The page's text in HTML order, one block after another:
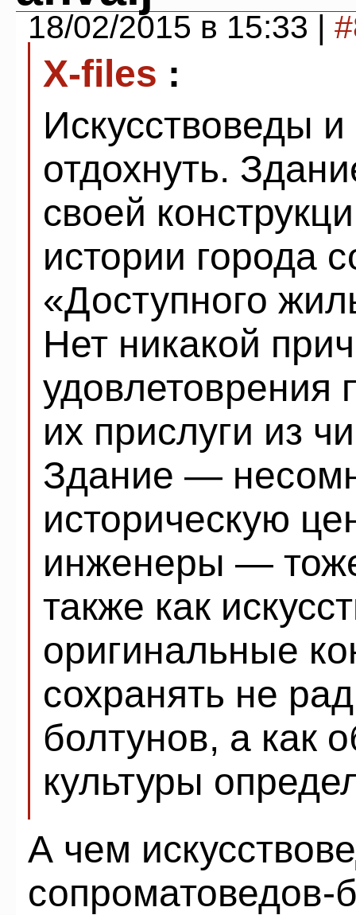
18/02/2015 в 15:33 |
X-files :
Искусствоведы
отдохнуть.
своей
истории города
«Доступного
Нет никакой
удовлетоврения
их прислуги из
Здание —
историческую
инженеры —
также как
оригинальные
сохранять не
болтунов, а как
культуры
А чем
сопроматоведов-